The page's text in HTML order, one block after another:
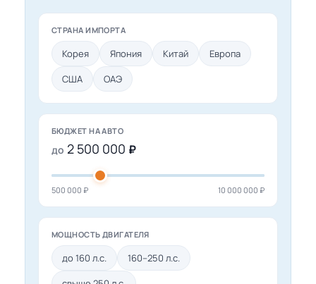
СТРАНА ИМПОРТА
Корея Япония Китай
Европа
США
ОАЭ
БЮДЖЕТ НА АВТО
до 2 500 000 ₽
500 000 ₽ 10 000 000 ₽
МОЩНОСТЬ ДВИГАТЕЛЯ
до 160 л.с.
160–250 л.с.